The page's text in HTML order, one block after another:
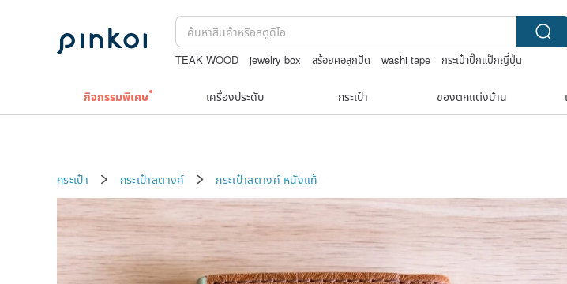
TEAK WOOD jewelry box สร้อยคอลูกปัด washi tape
กระเป๋าปิ๊กแป๊กญี่ปุ่น
กิจกรรมพิเศษ เครื่องประดับ กระเป๋า ของตกแต่งบ้าน
กระเป๋า กระเป๋าสตางค์ กระเป๋าสตางค์ หนังแท้